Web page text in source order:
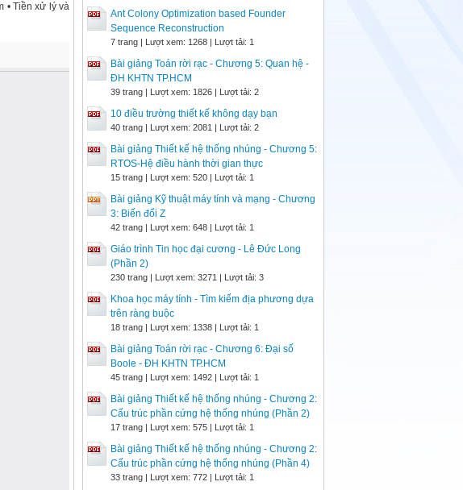
• Tiền xử lý và
Ant Colony Optimization based Founder
Sequence Reconstruction
7 trang | Lượt xem: 1268 | Lượt tải: 1
Bài giảng Toán rời rạc - Chương 5: Quan hệ -
ĐH KHTN TP.HCM
39 trang | Lượt xem: 1826 | Lượt tải: 2
10 điều trường thiết kế không dạy bạn
40 trang | Lượt xem: 2081 | Lượt tải: 2
Bài giảng Thiết kế hệ thống nhúng - Chương 5:
RTOS-Hệ điều hành thời gian thực
15 trang | Lượt xem: 520 | Lượt tải: 1
Bài giảng Kỹ thuật máy tính và mạng - Chương
3: Biến đổi Z
42 trang | Lượt xem: 648 | Lượt tải: 1
Giáo trình Tin học đại cương - Lê Đức Long
(Phần 2)
230 trang | Lượt xem: 3271 | Lượt tải: 3
Khoa học máy tính - Tìm kiếm địa phương dựa
trên ràng buộc
18 trang | Lượt xem: 1338 | Lượt tải: 1
Bài giảng Toán rời rạc - Chương 6: Đại số
Boole - ĐH KHTN TP.HCM
45 trang | Lượt xem: 1492 | Lượt tải: 1
Bài giảng Thiết kế hệ thống nhúng - Chương 2:
Cấu trúc phần cứng hệ thống nhúng (Phần 2)
17 trang | Lượt xem: 575 | Lượt tải: 1
Bài giảng Thiết kế hệ thống nhúng - Chương 2:
Cấu trúc phần cứng hệ thống nhúng (Phần 4)
33 trang | Lượt xem: 772 | Lượt tải: 1